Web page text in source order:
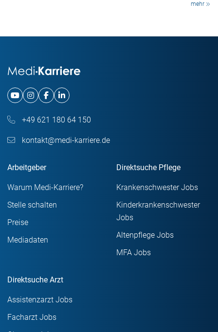
mehr
+49 621 180 64 150
kontakt@medi-karriere.de
Arbeitgeber
Warum Medi-Karriere?
Stelle schalten
Preise
Mediadaten
Direktsuche Pflege
Krankenschwester Jobs
Kinderkrankenschwester
Jobs
Altenpflege Jobs
MFA Jobs
Direktsuche Arzt
Assistenzarzt Jobs
Facharzt Jobs